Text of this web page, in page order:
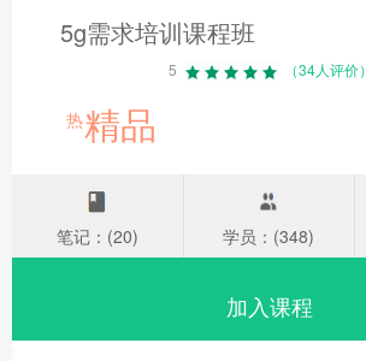
5g需求培训课程班
5 （34人评价）
热精品
笔记：(20) 学员：(348)
加入课程